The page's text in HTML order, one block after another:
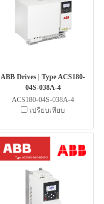
ABB Drives | Type ACS180-
04S-038A-4
ACS180-04S-038A-4
เปรียบเทียบ